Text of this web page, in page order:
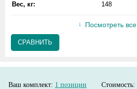
Вес, кг:
148
Посмотреть все
СРАВНИТЬ
Ваш комплект: 1 позиции Стоимость: